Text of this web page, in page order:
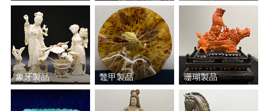
象牙製品 鼈甲製品 珊瑚製品